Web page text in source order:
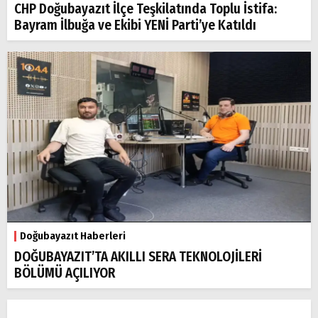
CHP Doğubayazıt İlçe Teşkilatında Toplu İstifa:
Bayram İlbuğa ve Ekibi YENİ Parti’ye Katıldı
Doğubayazıt Haberleri
DOĞUBAYAZIT’TA AKILLI SERA TEKNOLOJİLERİ
BÖLÜMÜ AÇILIYOR